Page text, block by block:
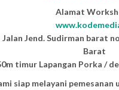
Alamat
Jalan Jend. Sudirman barat
Barat
timur Lapangan Porka /
siap melayani pemesanan